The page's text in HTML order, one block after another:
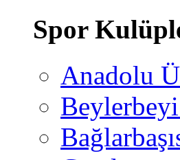
Spor
Anadolu